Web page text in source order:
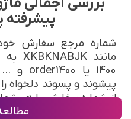
شماره مرجع سفارش خود
مانند XKBKNABJK
1400 یا
order1400 و ...
پیشوند و پسوند دلخواه را
از شماره سفارش یا هر